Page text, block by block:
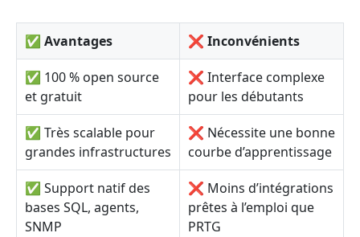
✅ Avantages ❌ Inconvénients
✅ 100 % open source
et gratuit
❌ Interface complexe
pour les débutants
✅ Très scalable pour
grandes infrastructures
❌ Nécessite une bonne
courbe d’apprentissage
✅ Support natif des
bases SQL, agents,
SNMP
❌ Moins d’intégrations
prêtes à l’emploi que
PRTG